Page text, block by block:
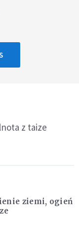
z taize
ziemi, ogień